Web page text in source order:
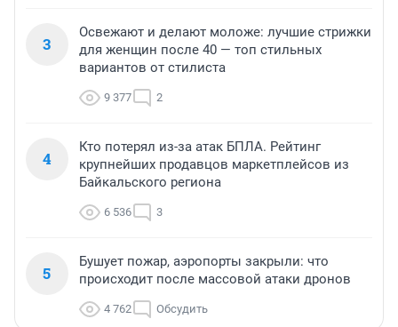
3
Освежают и делают моложе: лучшие стрижки
для женщин после 40 — топ стильных
вариантов от стилиста
9 377 2
4
Кто потерял из-за атак БПЛА. Рейтинг
крупнейших продавцов маркетплейсов из
Байкальского региона
6 536 3
5
Бушует пожар, аэропорты закрыли: что
происходит после массовой атаки дронов
4 762 Обсудить